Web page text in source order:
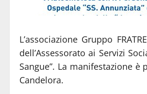
L’associazione Gruppo
dell’Assessorato ai Servizi
Sangue”. La manifestazione
Candelora.